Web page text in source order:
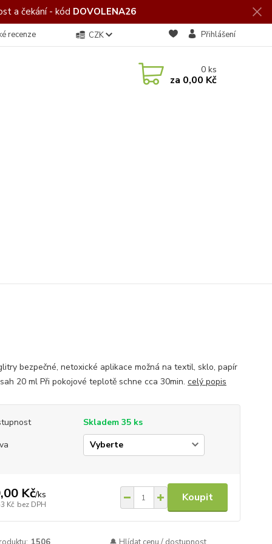
a čekání - kód DOVOLENA26
recenze CZK Přihlášení
0ks
za 0,00 Kč
bezpečné, netoxické aplikace možná na textil, sklo, papír
20 ml Při pokojové teplotě schne cca 30min. celý popis
Skladem 35 ks
Kč/ks
Kč bez DPH
Koupit